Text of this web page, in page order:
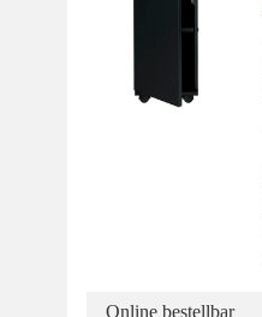
Online bestellbar